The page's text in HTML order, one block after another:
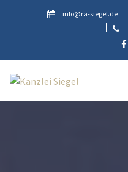
info@ra-siegel.de